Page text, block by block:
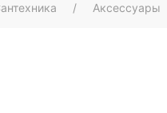
Аксессуары